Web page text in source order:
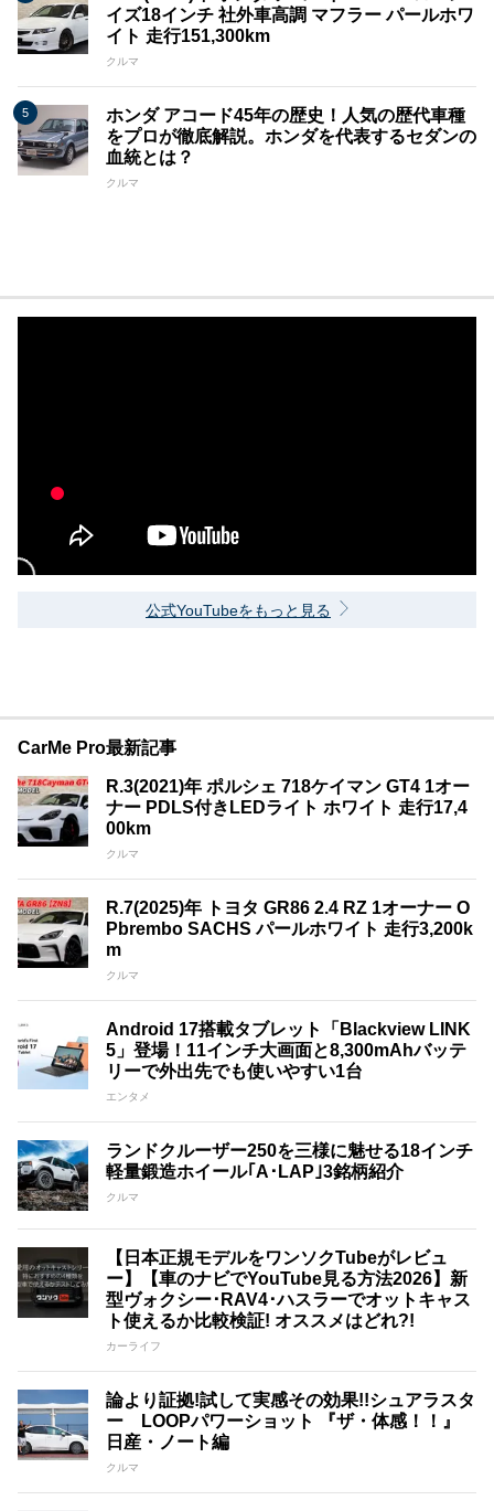
イズ18インチ 社外車高調 マフラー パールホワ
イト 走行151,300km
クルマ
ホンダ アコード45年の歴史！人気の歴代車種
をプロが徹底解説。ホンダを代表するセダンの
血統とは？
クルマ
公式YouTubeをもっと見る
CarMe Pro最新記事
R.3(2021)年 ポルシェ 718ケイマン GT4 1オー
ナー PDLS付きLEDライト ホワイト 走行17,4
00km
クルマ
R.7(2025)年 トヨタ GR86 2.4 RZ 1オーナー O
Pbrembo SACHS パールホワイト 走行3,200k
m
クルマ
Android 17搭載タブレット「Blackview LINK
5」登場！11インチ大画面と8,300mAhバッテ
リーで外出先でも使いやすい1台
エンタメ
ランドクルーザー250を三様に魅せる18インチ
軽量鍛造ホイール｢A･LAP｣3銘柄紹介
クルマ
【日本正規モデルをワンソクTubeがレビュ
ー】【車のナビでYouTube見る方法2026】新
型ヴォクシー･RAV4･ハスラーでオットキャス
ト使えるか比較検証! オススメはどれ?!
カーライフ
論より証拠!試して実感その効果!!シュアラスタ
ー LOOPパワーショット 『ザ・体感！！』
日産・ノート編
クルマ